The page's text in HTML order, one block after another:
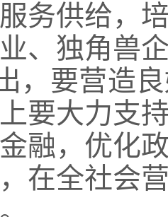
务供给，
、独角兽
，要营造
要大力支
融，优化
在全社会